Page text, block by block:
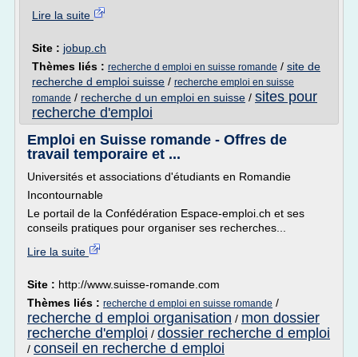
Lire la suite
Site : jobup.ch
Thèmes liés : recherche d emploi en suisse romande / site de
recherche d emploi suisse / recherche emploi en suisse
romande / recherche d un emploi en suisse / sites pour
recherche d'emploi
Emploi en Suisse romande - Offres de
travail temporaire et ...
Universités et associations d'étudiants en Romandie
Incontournable
Le portail de la Confédération Espace-emploi.ch et ses
conseils pratiques pour organiser ses recherches...
Lire la suite
Site : http://www.suisse-romande.com
Thèmes liés : recherche d emploi en suisse romande /
recherche d emploi organisation / mon dossier
recherche d'emploi / dossier recherche d emploi
/ conseil en recherche d emploi